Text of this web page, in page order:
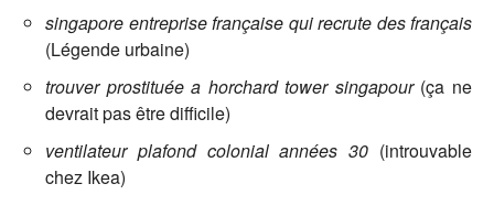
singapore entreprise française qui recrute des français
(Légende urbaine)
trouver prostituée a horchard tower singapour(ça ne
devrait pas être difficile)
ventilateur plafond colonial années 30 (introuvable
chez Ikea)